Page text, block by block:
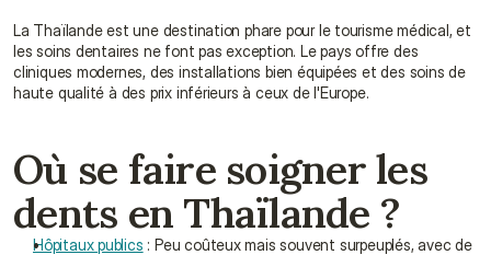
La Thaïlande est une destination phare pour le tourisme médical, et
les soins dentaires ne font pas exception. Le pays offre des
cliniques modernes, des installations bien équipées et des soins de
haute qualité à des prix inférieurs à ceux de l'Europe.
Où se faire soigner les
dents en Thaïlande ?
Hôpitaux publics : Peu coûteux mais souvent surpeuplés, avec de